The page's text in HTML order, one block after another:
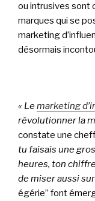
ou intrusives sont
marques qui se
marketing
désormais
« Lemarketing
révolutionner la
constate une
tu faisais une
heures, ton
de miser aussi
égérie” font